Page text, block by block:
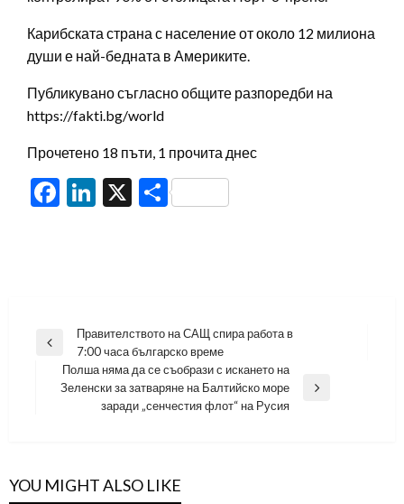
Карибската страна с население от около 12 милиона
души е най-бедната в Америките.
Публикувано съгласно общите разпоредби на
https://fakti.bg/world
Прочетено 18 пъти, 1 прочита днес
Facebook
LinkedIn
X Share
Навигация
Previous
Правителството на САЩ спира работа в
7:00 часа българско време
Next
Полша няма да се съобрази с искането на
Зеленски за затваряне на Балтийско море
заради „сенчестия флот“ на Русия
YOU MIGHT ALSO LIKE